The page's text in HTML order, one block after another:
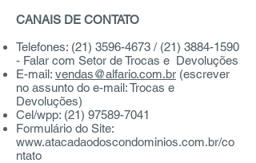
CANAIS DE CONTATO
Telefones: (21) 3596-4673 / (21) 3884-1590
- Falar com Setor de Trocas e Devoluções
E-mail: vendas@alfario.com.br (escrever
no assunto do e-mail: Trocas e
Devoluções)
Cel/wpp: (21) 97589-7041
Formulário do Site:
www.atacadaodoscondominios.com.br/co
ntato